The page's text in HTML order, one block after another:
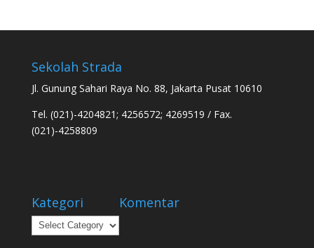
Sekolah Strada
Jl. Gunung Sahari Raya No. 88, Jakarta Pusat 10610
Tel. (021)-4204821; 4256572; 4269519 / Fax.
(021)-4258809
Kategori
Kategori
Komentar